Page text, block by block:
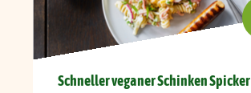
Schneller veganer Schinken Spicker